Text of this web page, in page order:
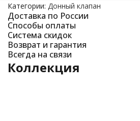
Категории: Донный клапан
Доставка по России
Способы оплаты
Система скидок
Возврат и гарантия
Всегда на связи
Коллекция